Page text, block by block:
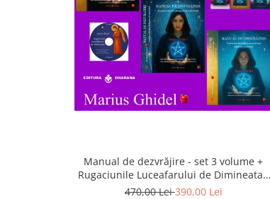
Manual de dezvrăjire - set 3 volume +
Rugaciunile Luceafarului de Dimineata -
Gratuit)
470,00 Lei390,00 Lei